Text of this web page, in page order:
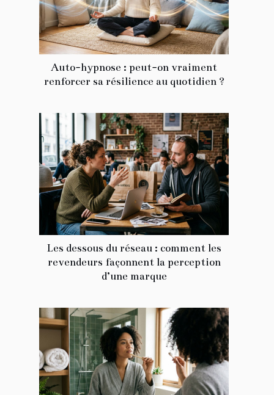
Auto-hypnose : peut-on vraiment
renforcer sa résilience au quotidien ?
Les dessous du réseau : comment les
revendeurs façonnent la perception
d’une marque